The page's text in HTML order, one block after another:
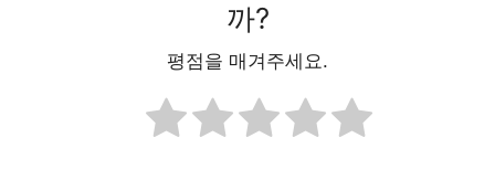
까?
평점을 매겨주세요.